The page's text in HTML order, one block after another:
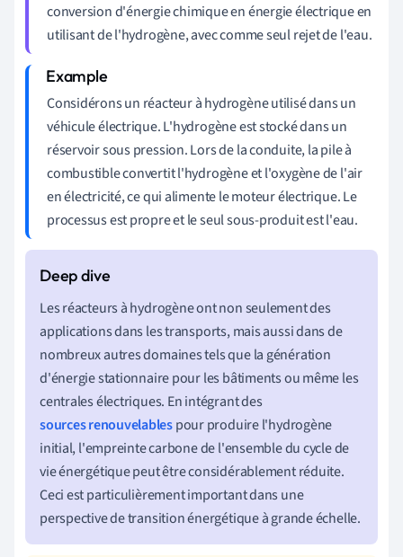
conversion d'énergie chimique en énergie électrique en
utilisant de l'hydrogène, avec comme seul rejet de l'eau.
Considérons un réacteur à hydrogène utilisé dans un
véhicule électrique. L'hydrogène est stocké dans un
réservoir sous pression. Lors de la conduite, la pile à
combustible convertit l'hydrogène et l'oxygène de l'air
en électricité, ce qui alimente le moteur électrique. Le
processus est propre et le seul sous-produit est l'eau.
Les réacteurs à hydrogène ont non seulement des
applications dans les transports, mais aussi dans de
nombreux autres domaines tels que la génération
d'énergie stationnaire pour les bâtiments ou même les
centrales électriques. En intégrant des
sources renouvelablespour produire l'hydrogène
initial, l'empreinte carbone de l'ensemble du cycle de
vie énergétique peut être considérablement réduite.
Ceci est particulièrement important dans une
perspective de transition énergétique à grande échelle.